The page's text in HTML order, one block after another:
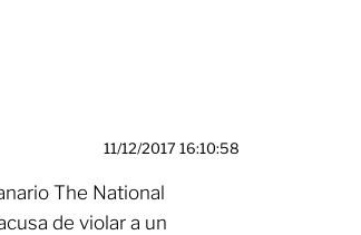
11/12/2017 16:10:58
The National
de violar a un